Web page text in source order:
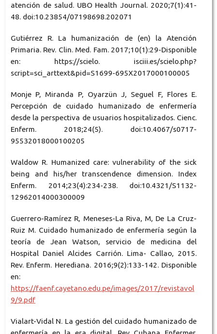
atención de salud. UBO Health Journal. 2020;7(1):41-
48. doi:10.23854/07198698.202071
Gutiérrez R. La humanización de (en) la Atención
Primaria. Rev. Clin. Med. Fam. 2017;10(1):29-Disponible
en: https://scielo. isciii.es/scielo.php?
script=sci_arttext&pid=S1699-695X2017000100005
Monje P, Miranda P, Oyarzün J, Seguel F, Flores E.
Percepción de cuidado humanizado de enfermería
desde la perspectiva de usuarios hospitalizados. Cienc.
Enferm. 2018;24(5). doi:10.4067/s0717-
95532018000100205
Waldow R. Humanized care: vulnerability of the sick
being and his/her transcendence dimension. Index
Enferm. 2014;23(4):234-238. doi:10.4321/S1132-
12962014000300009
Guerrero-Ramírez R, Meneses-La Riva, M, De La Cruz-
Ruiz M. Cuidado humanizado de enfermería según la
teoría de Jean Watson, servicio de medicina del
Hospital Daniel Alcides Carrión. Lima- Callao, 2015.
Rev. Enferm. Herediana. 2016;9(2):133-142. Disponible
en:
https://faenf.cayetano.edu.pe/images/2017/revistavol
9/9.pdf
Vialart-Vidal N. La gestión del cuidado humanizado de